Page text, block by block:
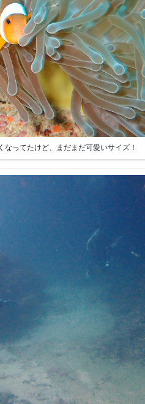
ってたけど、まだまだ可愛いサイズ！